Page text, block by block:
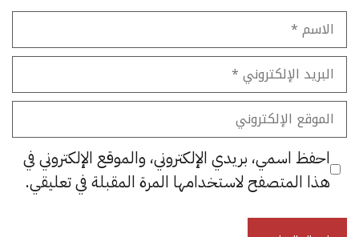
الاسم
البريد
الإلكتروني
الموقع
الإلكتروني
احفظ اسمي، بريدي الإلكتروني، والموقع الإلكتروني في
هذا المتصفح لاستخدامها المرة المقبلة في تعليقي.